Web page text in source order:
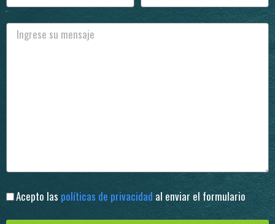
Acepto las políticas de privacidad al enviar el formulario